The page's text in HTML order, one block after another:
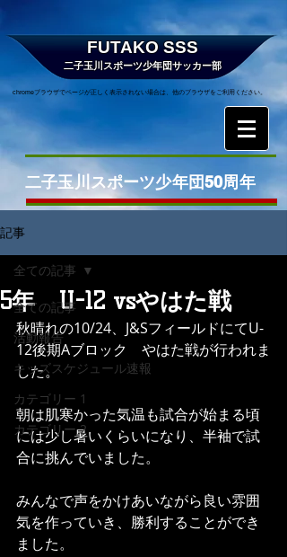
FUTAKO SSS
二子玉川スポーツ少年団サッカー部
chromeブラウザでページが正しく表示されない場合は、他のブラウザをご利用ください。
二子玉川スポーツ少年団50周年
記事
全ての記事
活動報告
キッズスケジュール速報
カテゴリー 1
カテゴリー 2
全ての記事
5年 U-12 vsやはた戦
秋晴れの10/24、J&SフィールドにてU-
12後期Aブロック　やはた戦が行われま
した。
朝は肌寒かった気温も試合が始まる頃
には少し暑いくらいになり、半袖で試
合に挑んでいました。
みんなで声をかけあいながら良い雰囲
気を作っていき、勝利することができ
ました。